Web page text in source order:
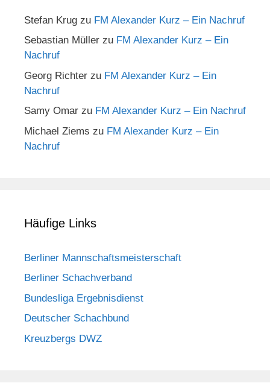
Stefan Krug zu FM Alexander Kurz – Ein Nachruf
Sebastian Müller zu FM Alexander Kurz – Ein
Nachruf
Georg Richter zu FM Alexander Kurz – Ein
Nachruf
Samy Omar zu FM Alexander Kurz – Ein Nachruf
Michael Ziems zu FM Alexander Kurz – Ein
Nachruf
Häufige Links
Berliner Mannschaftsmeisterschaft
Berliner Schachverband
Bundesliga Ergebnisdienst
Deutscher Schachbund
Kreuzbergs DWZ